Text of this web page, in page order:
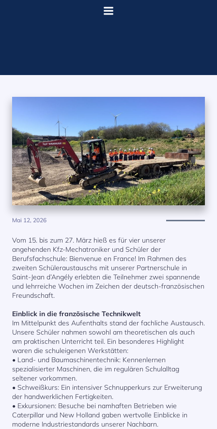
Mai 12, 2026
Vom 15. bis zum 27. März hieß es für vier unserer
angehenden Kfz-Mechatroniker und Schüler der
Berufsfachschule: Bienvenue en France! Im Rahmen des
zweiten Schüleraustauschs mit unserer Partnerschule in
Saint-Jean d’Angély erlebten die Teilnehmer zwei spannende
und lehrreiche Wochen im Zeichen der deutsch-französischen
Freundschaft.
Einblick in die französische Technikwelt
Im Mittelpunkt des Aufenthalts stand der fachliche Austausch.
Unsere Schüler nahmen sowohl am theoretischen als auch
am praktischen Unterricht teil. Ein besonderes Highlight
waren die schuleigenen Werkstätten:
• Land- und Baumaschinentechnik: Kennenlernen
spezialisierter Maschinen, die im regulären Schulalltag
seltener vorkommen.
• Schweißkurs: Ein intensiver Schnupperkurs zur Erweiterung
der handwerklichen Fertigkeiten.
• Exkursionen: Besuche bei namhaften Betrieben wie
Caterpillar und New Holland gaben wertvolle Einblicke in
moderne Industriestandards unserer Nachbarn.